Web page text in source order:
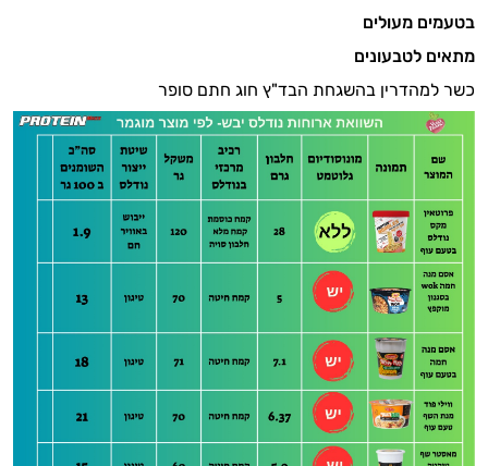
בטעמים מעולים
מתאים לטבעונים
כשר למהדרין בהשגחת הבד"ץ חוג חתם סופר